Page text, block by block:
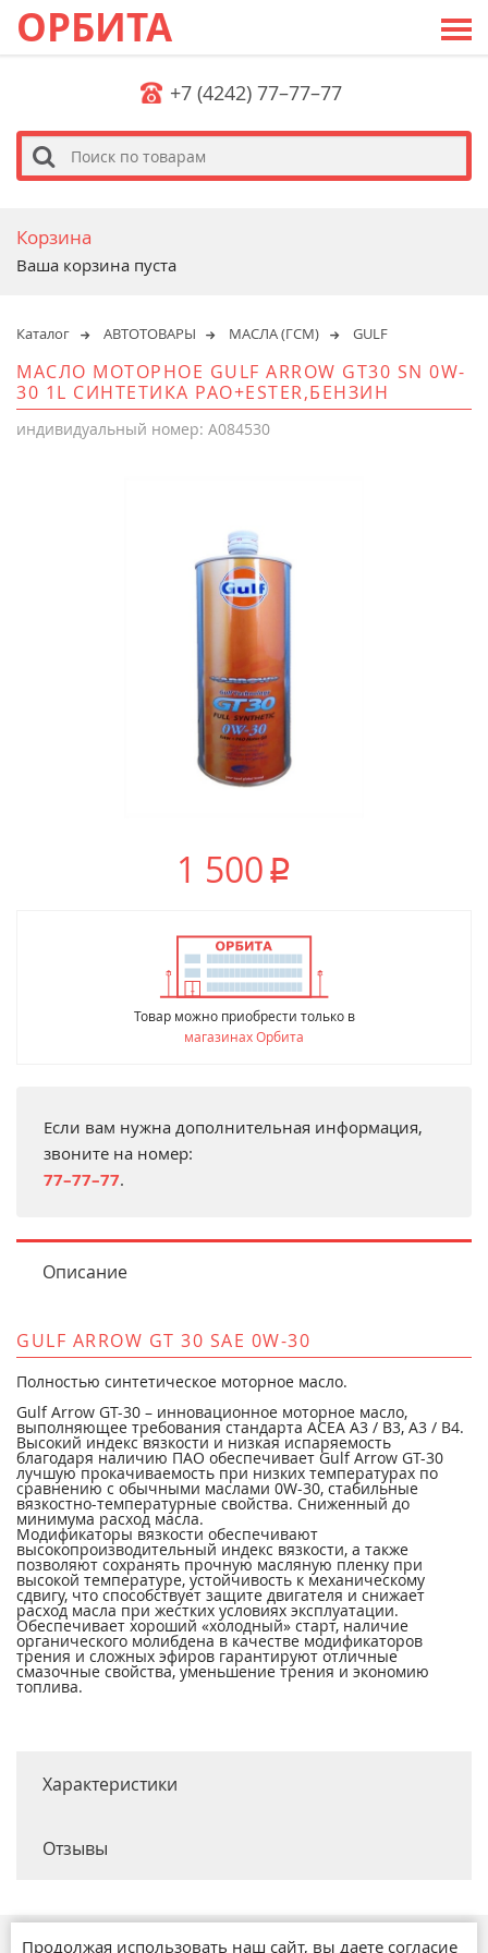
ОРБИТА
+7 (4242) 77–77–77
s
Корзина
Ваша корзина пуста
Каталог АВТОТОВАРЫ МАСЛА (ГСМ) GULF
МАСЛО МОТОРНОЕ GULF ARROW GT30 SN 0W-
30 1L СИНТЕТИКА PAO+ESTER,БЕНЗИН
индивидуальный номер: A084530
1 500 p
Товар можно приобрести только в
магазинах Орбита
Если вам нужна дополнительная информация,
звоните на номер:
77–77–77.
Описание
GULF ARROW GT 30 SAE 0W-30
Полностью синтетическое моторное масло.
Gulf Arrow GT-30 – инновационное моторное масло,
выполняющее требования стандарта ACEA A3 / B3, A3 / B4.
Высокий индекс вязкости и низкая испаряемость
благодаря наличию ПАО обеспечивает Gulf Arrow GT-30
лучшую прокачиваемость при низких температурах по
сравнению с обычными маслами 0W-30, стабильные
вязкостно-температурные свойства. Сниженный до
минимума расход масла.
Модификаторы вязкости обеспечивают
высокопроизводительный индекс вязкости, а также
позволяют сохранять прочную масляную пленку при
высокой температуре, устойчивость к механическому
сдвигу, что способствует защите двигателя и снижает
расход масла при жестких условиях эксплуатации.
Обеспечивает хороший «холодный» старт, наличие
органического молибдена в качестве модификаторов
трения и сложных эфиров гарантируют отличные
смазочные свойства, уменьшение трения и экономию
топлива.
Характеристики
Отзывы
Магазины
Продолжая использовать наш сайт, вы даете согласие